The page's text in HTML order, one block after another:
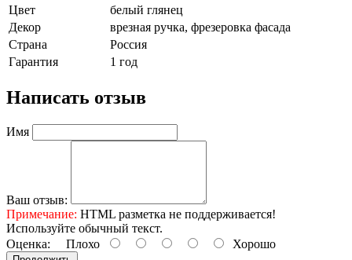
Цвет
белый глянец
Декор
врезная ручка, фрезеровка фасада
Страна
Россия
Гарантия
1 год
Написать отзыв
Имя
Ваш отзыв:
Примечание: HTML разметка не поддерживается!
Используйте обычный текст.
Оценка: Плохо Хорошо